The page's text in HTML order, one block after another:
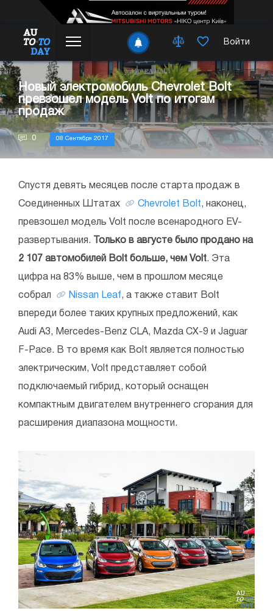
Войти
Новый электромобиль Chevrolet Bolt
превзошел модель Volt по итогам
продаж
0 08 Сентября 2017
Спустя девять месяцев после старта продаж в
Соединенных Штатах Chevrolet Bolt, наконец,
превзошел модель Volt после всенародного EV-
развертывания. Только в августе было продано на
2 107 автомобилей Bolt больше, чем Volt. Эта
цифра на 83% выше, чем в прошлом месяце
собрал Nissan Leaf, а также ставит Bolt
впереди более таких крупных предложений, как
Audi A3, Mercedes-Benz CLA, Mazda CX-9 и Jaguar
F-Pace. В то время как Bolt является полностью
электрическим, Volt представляет собой
подключаемый гибрид, который оснащен
компактным двигателем внутреннего сгорания для
расширения диапазона мощности.